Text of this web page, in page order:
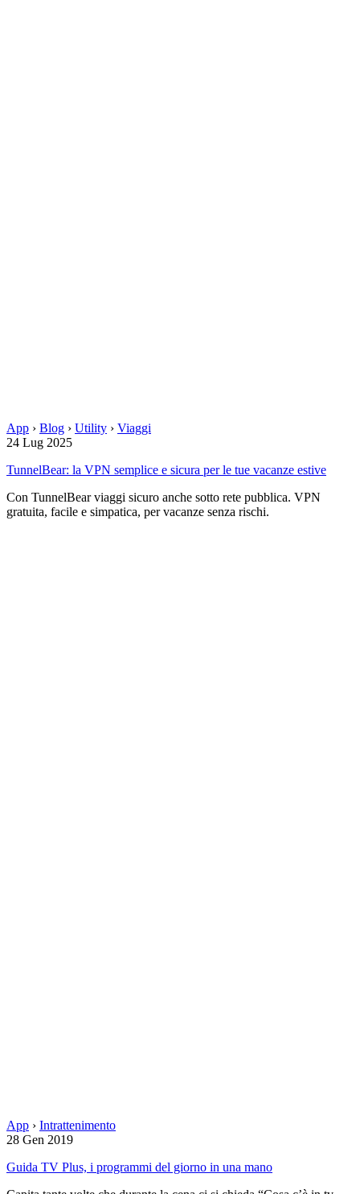
App › Blog › Utility › Viaggi
24 Lug 2025
TunnelBear: la VPN semplice e sicura per le tue vacanze estive
Con TunnelBear viaggi sicuro anche sotto rete pubblica. VPN
gratuita, facile e simpatica, per vacanze senza rischi.
App › Intrattenimento
28 Gen 2019
Guida TV Plus, i programmi del giorno in una mano